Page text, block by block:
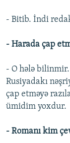
- Bitib. İndi
- Harada çap
- O hələ
Rusiyadakı
çap etməyə
ümidim yoxdur.
- Romanı kim